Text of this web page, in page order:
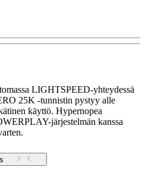
LIGHTSPEED-yhteydessä
25K ‑tunnistin pystyy alle
käyttö. Hypernopea
järjestelmän kanssa